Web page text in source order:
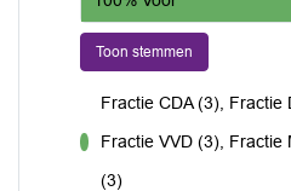
Toon stemmen
Fractie CDA (3), Fractie
Fractie VVD (3), Fractie
(3)